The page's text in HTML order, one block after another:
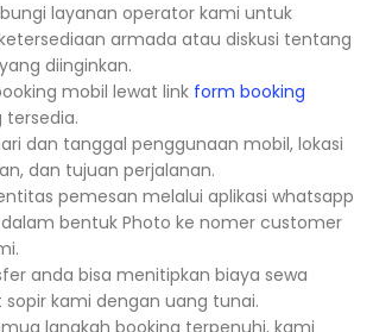
layanan operator kami untuk
armada atau diskusi tentang
diinginkan.
mobil lewat link form booking
tersedia.
dan tanggal penggunaan mobil, lokasi
dan tujuan perjalanan.
pemesan melalui aplikasi whatsapp
bentuk Photo ke nomer customer
anda bisa menitipkan biaya sewa
kami dengan uang tunai.